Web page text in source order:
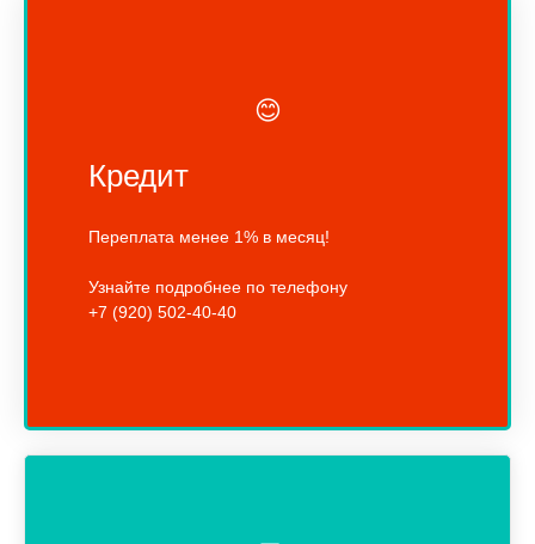
😊
Кредит
Переплата менее 1% в месяц!
Узнайте подробнее по телефону
+7 (920) 502-40-40